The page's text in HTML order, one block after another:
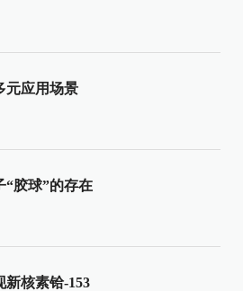
元应用场景
“胶球”的存在
新核素铪-153